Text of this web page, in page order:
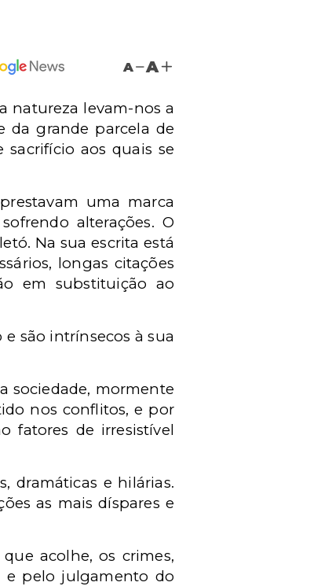
A A
natureza levam-nos a
da grande parcela de
aos quais se
uma marca
alterações. O
Na sua escrita está
longas citações
em substituição ao
são intrínsecos à sua
sociedade, mormente
nos conflitos, e por
fatores de irresistível
dramáticas e hilárias.
as mais díspares e
acolhe, os crimes,
e pelo julgamento do